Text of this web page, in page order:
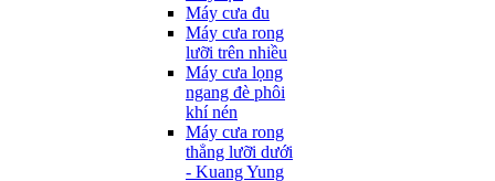
Máy cưa đu
Máy cưa rong
lưỡi trên nhiều
Máy cưa lọng
ngang đè phôi
khí nén
Máy cưa rong
thẳng lưỡi dưới
- Kuang Yung